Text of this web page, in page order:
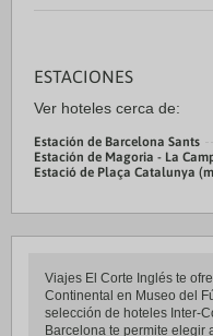
ESTACIONES
Ver hoteles cerca de:
Estación de Barcelona Sants
Estación de Magoria - La
Estació de Plaça Catalunya
Viajes El Corte Inglés te
Continental en Museo del
selección de hoteles Inter-
Barcelona te permite elegir